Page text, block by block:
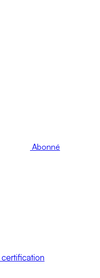
Abonné